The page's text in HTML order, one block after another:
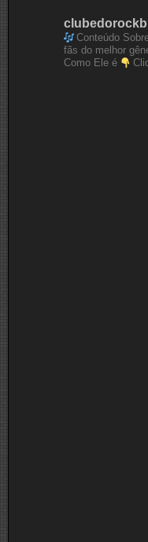
Conteúdo
fãs do melhor
Como Ele é